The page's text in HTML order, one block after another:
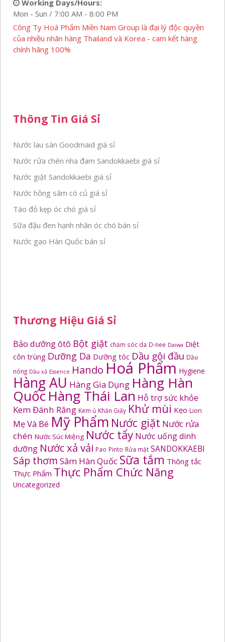
Working Days/Hours:
Mon - Sun / 7:00 AM - 8:00 PM
Công Ty Hoá Phẩm Miền Nam Group là đại lý độc quyền
của nhiều nhãn hàng Thailand và Korea - cam kết hàng
chính hãng 100%
Thông Tin Giá Sỉ
Nước lau sàn Goodmaid giá sỉ
Nước rửa chén nha đam Sandokkaebi giá sỉ
Nước giặt Sandokkaebi giá sỉ
Nước hồng sâm có củ giá sỉ
Táo đỏ kẹp óc chó giá sỉ
Sữa đậu đen hạnh nhân óc chó bán sỉ
Nước gạo Hàn Quốc bán sỉ
Thương Hiệu Giá Sỉ
Bảo dưỡng ôtô Bột giặt chăm sóc da D-nee Daiwa Diệt
côn trùng Dưỡng Da Dưỡng tóc Dầu gội đầu Dầu
nóng Dầu xả Essence Hando Hoá Phẩm Hygiene
Hàng AU Hàng Gia Dụng Hàng Hàn
Quốc Hàng Thái Lan Hỗ trợ sức khỏe
Kem Đánh Răng Kem ủ Khăn Giấy Khử mùi Kẹo Lion
Mẹ Và Bé Mỹ Phẩm Nước giặt Nước rửa
chén Nước Súc Miệng Nước tẩy Nước uống dinh
dưỡng Nước xả vải Pao Pinto Rửa mặt SANDOKKAEBI
Sáp thơm Sâm Hàn Quốc Sữa tắm Thông tắc
Thực Phẩm Thực Phẩm Chức Năng
Uncategorized